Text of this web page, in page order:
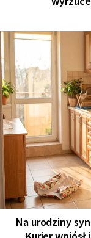
Na urodziny